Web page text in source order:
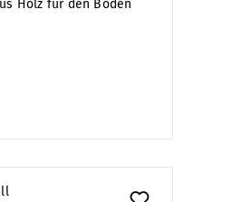
Holz für den Boden